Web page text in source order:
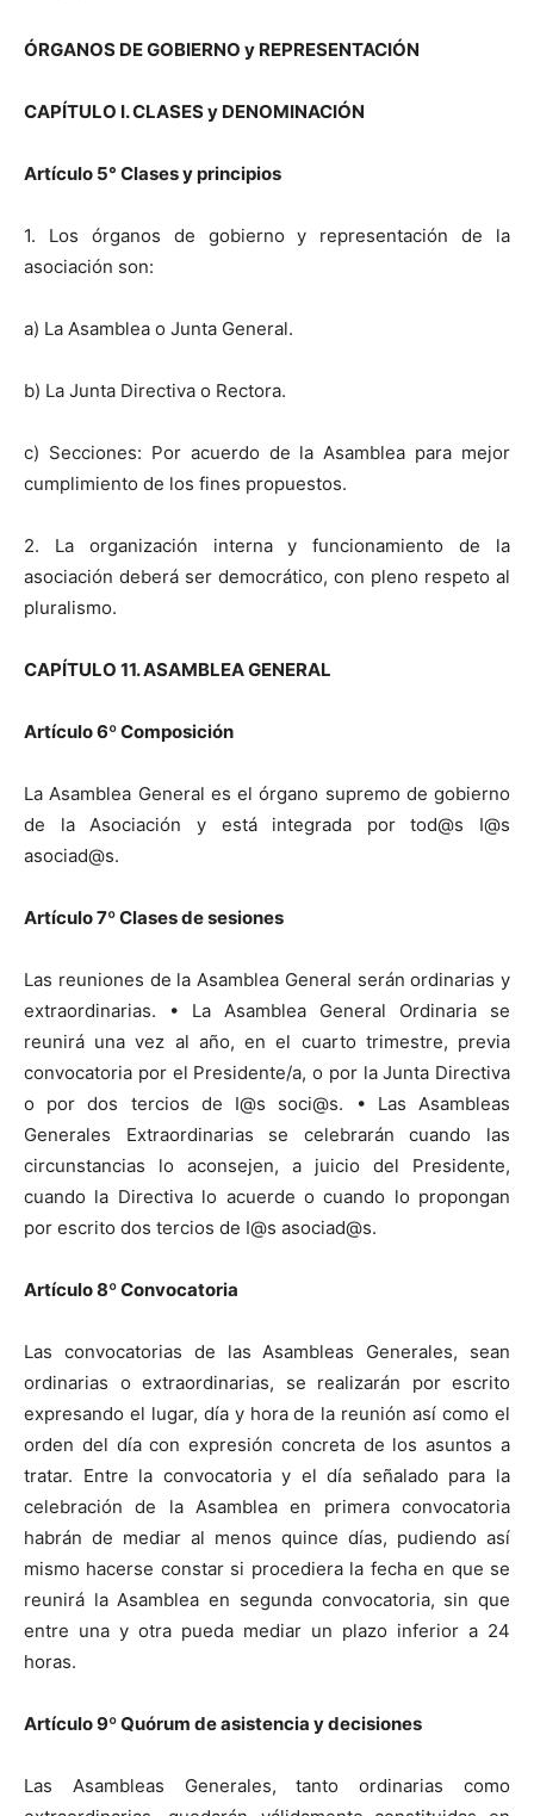
ÓRGANOS DE GOBIERNO y REPRESENTACIÓN
CAPÍTULO I.CLASES y DENOMINACIÓN
Artículo 5° Clasesyprincipios
1. Los órganos de gobierno y representación de la
asociación son:
a) La Asamblea o Junta General.
b) La Junta Directiva o Rectora.
c) Secciones: Por acuerdo de la Asamblea para mejor
cumplimiento de los fines propuestos.
2. La organización interna y funcionamiento de la
asociación deberá ser democrático, con pleno respeto al
pluralismo.
CAPÍTULO 11. ASAMBLEA GENERAL
Artículo 6ºComposición
La Asamblea General es el órgano supremo de gobierno
de la Asociación y está integrada por tod@s I@s
asociad@s.
Artículo 7ºClases de sesiones
Las reuniones de la Asamblea General serán ordinarias y
extraordinarias. • La Asamblea General Ordinaria se
reunirá una vez al año, en el cuarto trimestre, previa
convocatoria por el Presidente/a, o por la Junta Directiva
o por dos tercios de I@s soci@s. • Las Asambleas
Generales Extraordinarias se celebrarán cuando las
circunstancias lo aconsejen, a juicio del Presidente,
cuando la Directiva lo acuerde o cuando lo propongan
por escrito dos tercios de I@s asociad@s.
Artículo 8ºConvocatoria
Las convocatorias de las Asambleas Generales, sean
ordinarias o extraordinarias, se realizarán por escrito
expresando el lugar, día y hora de la reunión así como el
orden del día con expresión concreta de los asuntos a
tratar. Entre la convocatoria y el día señalado para la
celebración de la Asamblea en primera convocatoria
habrán de mediar al menos quince días, pudiendo así
mismo hacerse constar si procediera la fecha en que se
reunirá la Asamblea en segunda convocatoria, sin que
entre una y otra pueda mediar un plazo inferior a 24
horas.
Artículo 9ºQuórum de asistencia ydecisiones
Las Asambleas Generales, tanto ordinarias como